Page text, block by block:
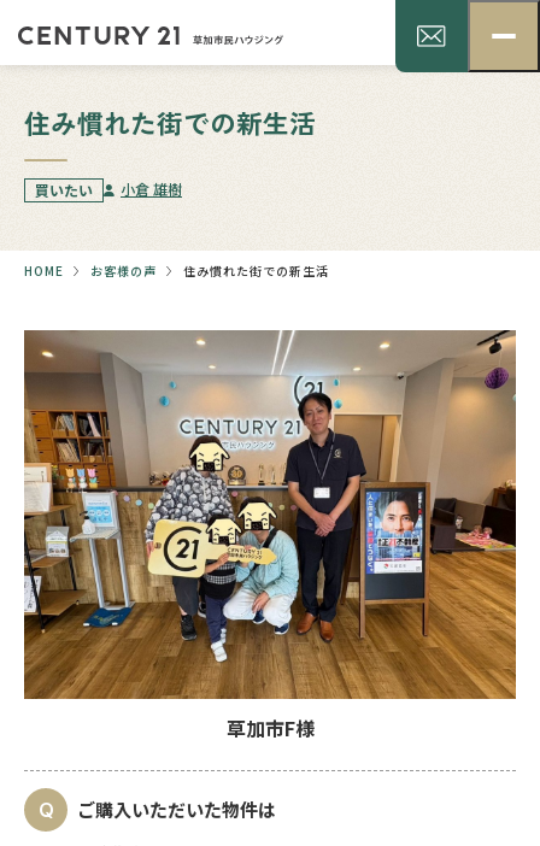
住み慣れた街での新生活
買いたい 小倉 雄樹
HOME お客様の声 住み慣れた街での新生活
草加市F様
ご購入いただいた物件は